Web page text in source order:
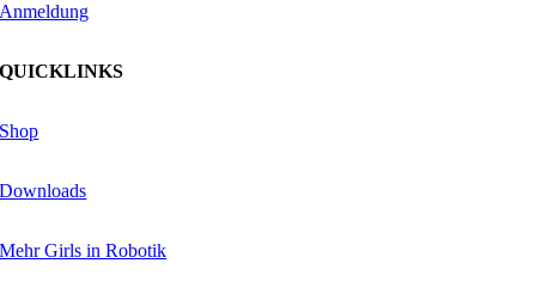
Anmeldung
QUICKLINKS
Shop
Downloads
Mehr Girls in Robotik